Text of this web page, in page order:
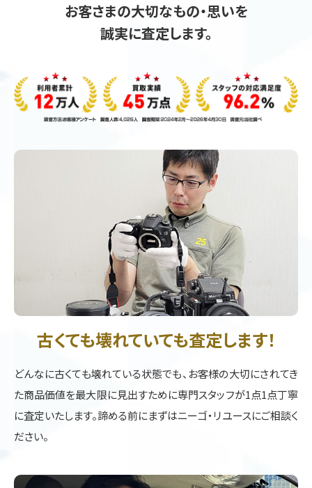
お客さまの大切なもの・思いを
誠実に査定します。
古くても壊れていても査定します！
どんなに古くても壊れている状態でも、お客様の大切にされてき
た商品価値を最大限に見出すために専門スタッフが1点1点丁寧
に査定いたします。諦める前にまずはニーゴ・リユースにご相談く
ださい。